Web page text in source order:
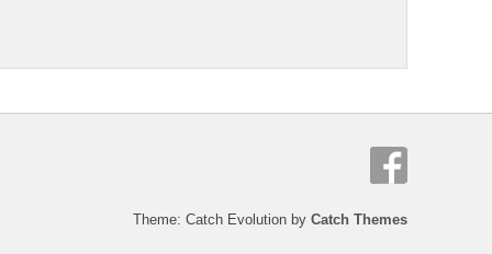
Theme: Catch Evolution by Catch Themes